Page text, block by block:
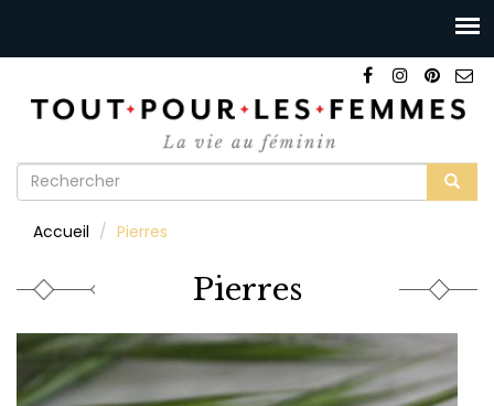
Formulaire
recherche
Accueil Pierres
Pierres